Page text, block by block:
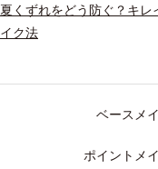
夏くずれをどう防ぐ？キレ
イク法
ベースメ
ポイントメ